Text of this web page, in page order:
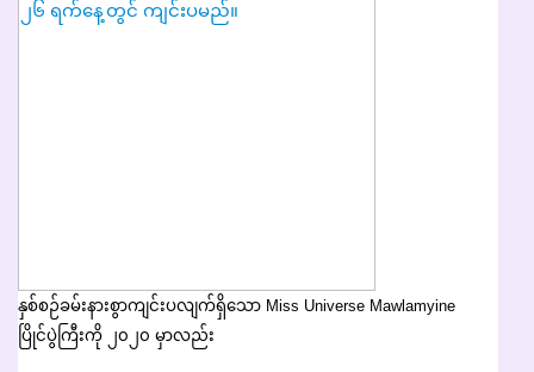
နှစ်စဉ်ခမ်းနားစွာကျင်းပလျက်ရှိသော Miss Universe Mawlamyine
ပြိုင်ပွဲကြီးကို ၂၀၂၀ မှာလည်